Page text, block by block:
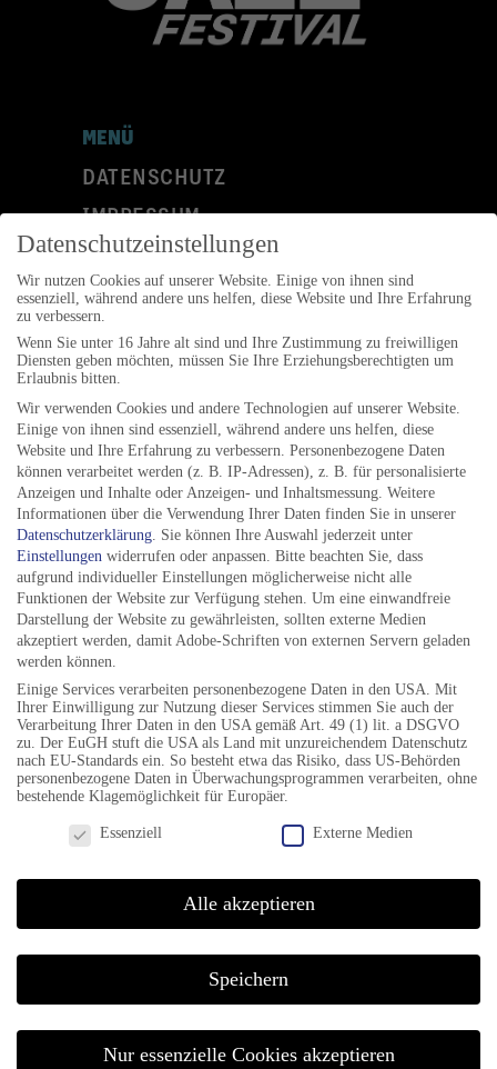
MENÜ
DATENSCHUTZ
IMPRESSUM
KONTAKT
Folgen Sie uns auf:
ANSCHRIFT
Jazzfestival Göttingen e.V.
Postfach 2309
37013 Göttingen
BÜROZEITEN
Do 17-19 Uhr
Fr 10-12 Uhr
TELEFON & FAX
info@jazzfestival-goettingen.de
Datenschutzeinstellungen
Wir nutzen Cookies auf unserer Website. Einige von ihnen sind
essenziell, während andere uns helfen, diese Website und Ihre Erfahrung
zu verbessern.
Wenn Sie unter 16 Jahre alt sind und Ihre Zustimmung zu freiwilligen
Diensten geben möchten, müssen Sie Ihre Erziehungsberechtigten um
Erlaubnis bitten.
Wir verwenden Cookies und andere Technologien auf unserer Website.
Einige von ihnen sind essenziell, während andere uns helfen, diese
Website und Ihre Erfahrung zu verbessern. Personenbezogene Daten
können verarbeitet werden (z. B. IP-Adressen), z. B. für personalisierte
Anzeigen und Inhalte oder Anzeigen- und Inhaltsmessung. Weitere
Informationen über die Verwendung Ihrer Daten finden Sie in unserer
Datenschutzerklärung Sie können Ihre Auswahl jederzeit unter
Einstellungen widerrufen oder anpassen. Bitte beachten Sie, dass
aufgrund individueller Einstellungen möglicherweise nicht alle
Funktionen der Website zur Verfügung stehen. Um eine einwandfreie
Darstellung der Website zu gewährleisten, sollten externe Medien
akzeptiert werden, damit Adobe-Schriften von externen Servern geladen
werden können.
Einige Services verarbeiten personenbezogene Daten in den USA. Mit
Ihrer Einwilligung zur Nutzung dieser Services stimmen Sie auch der
Verarbeitung Ihrer Daten in den USA gemäß Art. 49 (1) lit. a DSGVO
zu. Der EuGH stuft die USA als Land mit unzureichendem Datenschutz
nach EU-Standards ein. So besteht etwa das Risiko, dass US-Behörden
personenbezogene Daten in Überwachungsprogrammen verarbeiten, ohne
bestehende Klagemöglichkeit für Europäer.
Datenschutzeinstellungen
Essenziell Externe Medien
Alle akzeptieren
Speichern
Nur essenzielle Cookies akzeptieren